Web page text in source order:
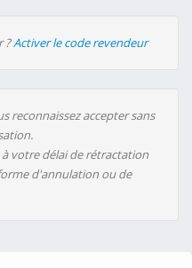
?Activer le code revendeur
reconnaissez accepter sans
votre délai de rétractation
d'annulation ou de